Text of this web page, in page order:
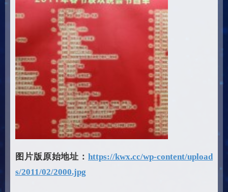
图片版原始地址： https://kwx.cc/wp-content/upload
s/2011/02/2000.jpg